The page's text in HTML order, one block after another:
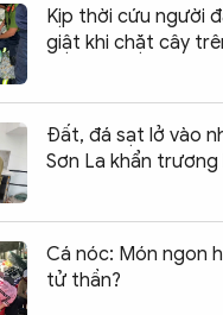
Kịp thời cứu người
giật khi chặt cây
Đất, đá sạt lở vào
Sơn La khẩn
Cá nóc: Món ngon
tử thần?